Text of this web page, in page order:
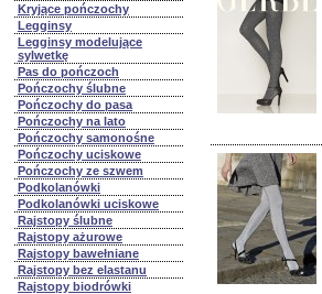
Kryjące pończochy
Legginsy
Legginsy modelujące
sylwetkę
Pas do pończoch
Pończochy ślubne
Pończochy do pasa
Pończochy na lato
Pończochy samonośne
Pończochy uciskowe
Pończochy ze szwem
Podkolanówki
Podkolanówki uciskowe
Rajstopy ślubne
Rajstopy ażurowe
Rajstopy bawełniane
Rajstopy bez elastanu
Rajstopy biodrówki